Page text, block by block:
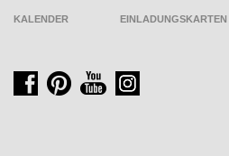
KALENDER EINLADUNGSKARTEN